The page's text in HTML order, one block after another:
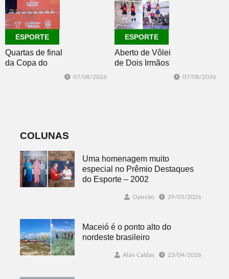
ESPORTE
Quartas de final
da Copa do
Brasil 2026: veja
07/08/2026
ESPORTE
Aberto de Vôlei
de Dois Irmãos
07/08/2026
COLUNAS
Uma homenagem muito
especial no Prêmio Destaques
do Esporte – 2002
Opinião 29/05/2026
Maceió é o ponto alto do
nordeste brasileiro
Alan Caldas 23/04/2026